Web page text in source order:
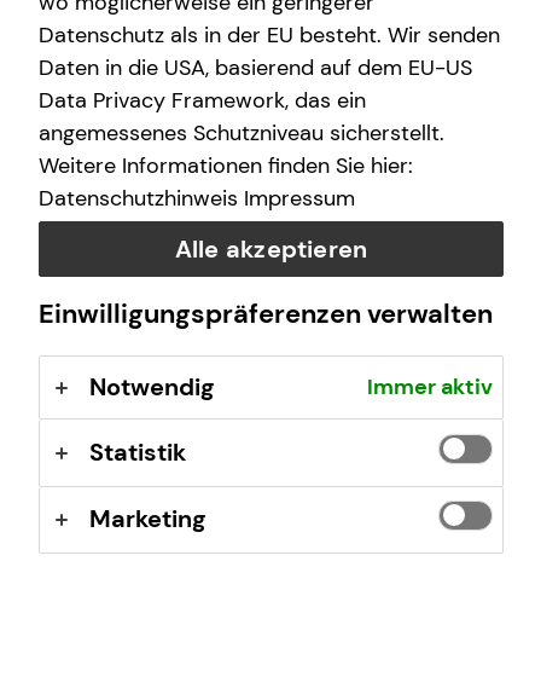
ist es, den nachfolgenden Generationen eine bessere
finanzielle Zukunft zu ermöglichen.
Wir arbeiten an über 400 Standorten, sind untereinander
eng vernetzt und von Nord nach Süd und von West nach
Ost mit vielen Teams vertreten.
tecis im Überblick
40 Jahre Erfahrung am Markt
Deutschlandweit an über 400 Standorten vertreten
Unsere Beratungsphilosophie: Wir beraten unsere
Kundinnen und Kunden so, wie wir auch selbst
beraten werden möchten – ehrlich,
chancenorientiert, leidenschaftlich und kompetent.
tecis Finanzberatung
Datenschutz als in der EU besteht. Wir senden
Daten in die USA, basierend auf dem EU-US
Data Privacy Framework, das ein
angemessenes Schutzniveau sicherstellt.
Weitere Informationen finden Sie hier:
Datenschutzhinweis Impressum
Alle akzeptieren
Einwilligungspräferenzen verwalten
Notwendig Immer aktiv
Statistik
Marketing